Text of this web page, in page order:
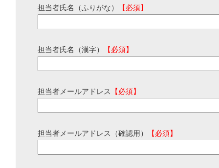
担当者氏名（ふりがな） 【必須】
担当者氏名（漢字） 【必須】
担当者メールアドレス 【必須】
担当者メールアドレス（確認用） 【必須】